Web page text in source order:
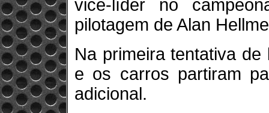
vice-líder no
pilotagem de Alan
Na primeira tentativa
e os carros partiram
adicional.